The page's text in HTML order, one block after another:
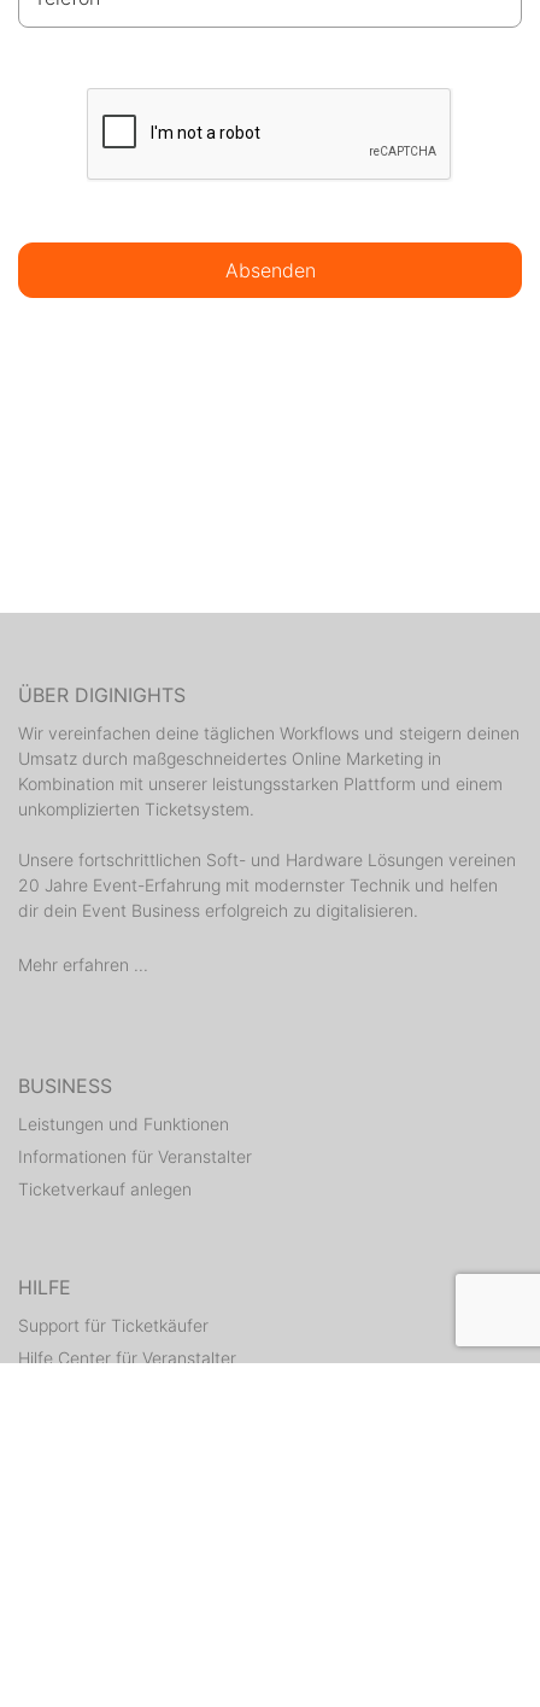
Absenden
ÜBER DIGINIGHTS
Wir vereinfachen deine täglichen Workflows und steigern deinen
Umsatz durch maßgeschneidertes Online Marketing in
Kombination mit unserer leistungsstarken Plattform und einem
unkomplizierten Ticketsystem.
Unsere fortschrittlichen Soft- und Hardware Lösungen vereinen
20 Jahre Event-Erfahrung mit modernster Technik und helfen
dir dein Event Business erfolgreich zu digitalisieren.
Mehr erfahren ...
BUSINESS
Leistungen und Funktionen
Informationen für Veranstalter
Ticketverkauf anlegen
HILFE
Support für Ticketkäufer
Hilfe Center für Veranstalter